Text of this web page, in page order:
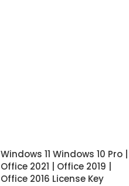
Windows 11 Windows 10 Pro |
Office 2021 | Office 2019 |
Office 2016 License Key